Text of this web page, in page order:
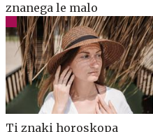
znanega le malo
Ti znaki horoskopa